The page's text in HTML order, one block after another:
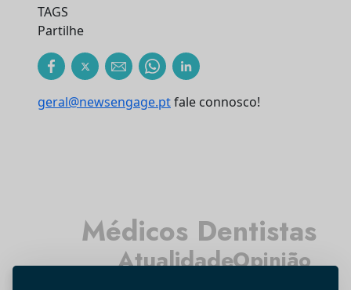
TAGS
Partilhe
geral@newsengage.ptfale connosco!
Atualidade
Médicos Dentistas
Opinião